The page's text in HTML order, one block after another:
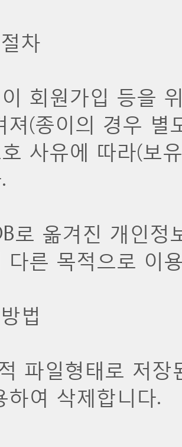
차
회원가입 등을
져(종이의 경우
사유에 따라(보
로 옮겨진 개인
다른 목적으로 이
법
파일형태로 저
하여 삭제합니다.